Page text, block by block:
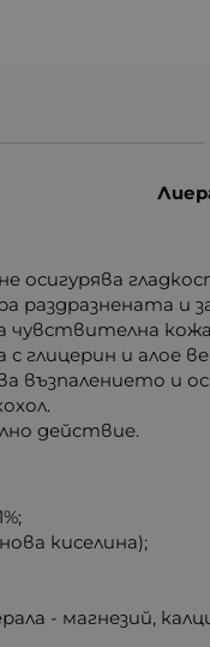
осигурява
раздразнената и
чувствителна
глицерин и алое
и
действие.
киселина);
- магнезий,